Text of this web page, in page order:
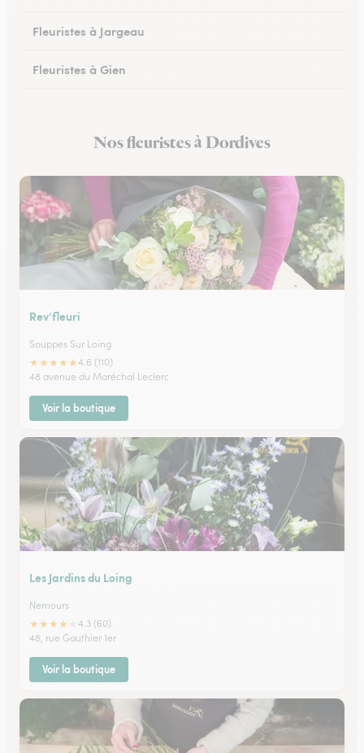
Fleuristes à Jargeau
Fleuristes à Gien
Fleuristes à Courtenay
Nos fleuristes à Dordives
Rev’fleuri
Souppes Sur Loing
★★★★★4.6 (110)
48 avenue du Maréchal Leclerc
Voir la boutique
Les Jardins du Loing
Nemours
★★★★
4.3 (60)
48, rue Gauthier 1er
Voir la boutique